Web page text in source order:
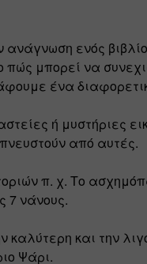
ενός
πώς μπορεί να
ένα
ή μυστήριες
από αυτές.
π. χ. Το
7 νάνους.
καλύτερη και την
Ψάρι.